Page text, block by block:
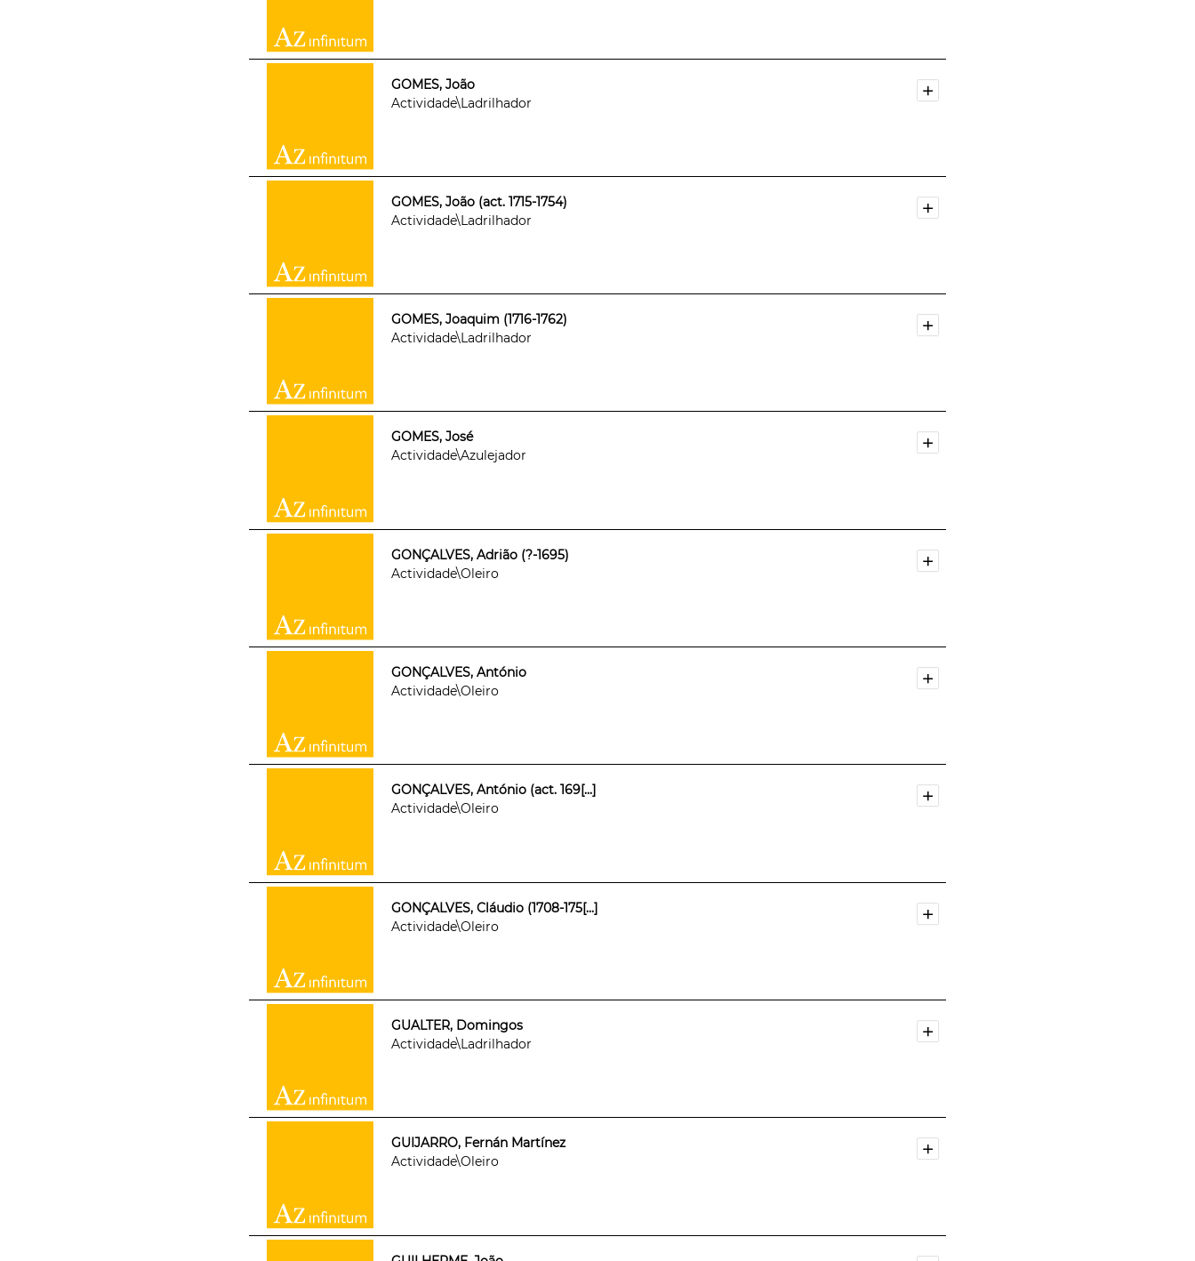
GOMES, João
Actividade\Ladrilhador
GOMES, João (act. 1715-1754)
Actividade\Ladrilhador
GOMES, Joaquim (1716-1762)
Actividade\Ladrilhador
GOMES, José
Actividade\Azulejador
GONÇALVES, Adrião (?-1695)
Actividade\Oleiro
GONÇALVES, António
Actividade\Oleiro
GONÇALVES, António (act. 169[...]
Actividade\Oleiro
GONÇALVES, Cláudio (1708-175[...]
Actividade\Oleiro
GUALTER, Domingos
Actividade\Ladrilhador
GUIJARRO, Fernán Martínez
Actividade\Oleiro